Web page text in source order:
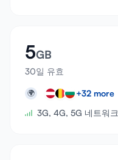
5GB
30일 유효
🌍 +32 more
3G, 4G, 5G 네트워크